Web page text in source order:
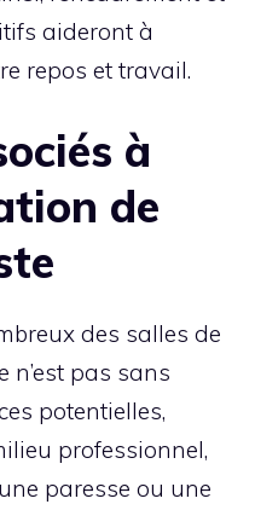
aideront à
repos et travail.
à
de
des salles de
n’est pas sans
potentielles,
professionnel,
paresse ou une